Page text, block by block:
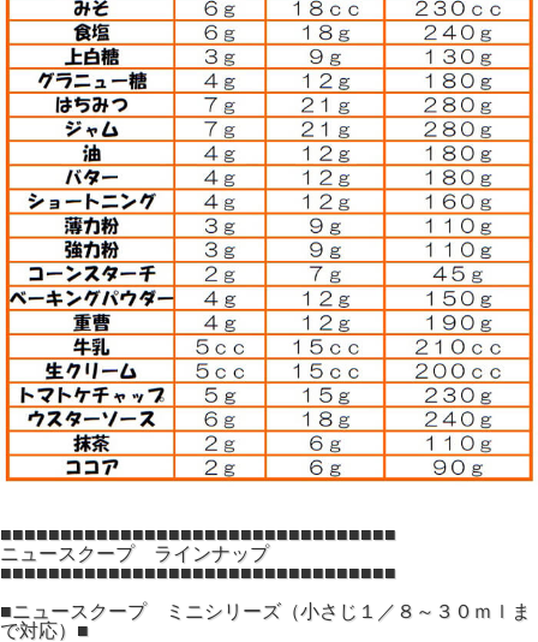
■■■■■■■■■■■■■■■■■■■■■■■■■■■■■■■■■
ニュースクープ ラインナップ
■■■■■■■■■■■■■■■■■■■■■■■■■■■■■■■■■
■ニュースクープ ミニシリーズ（小さじ１／８～３０ｍｌま
で対応）■